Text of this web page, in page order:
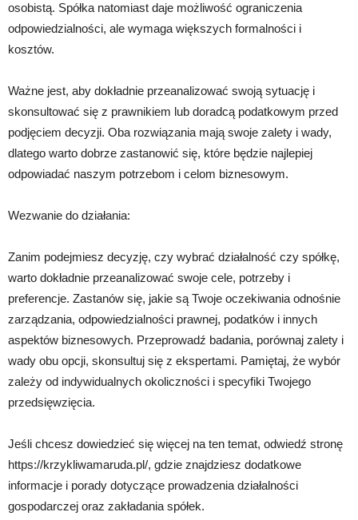
osobistą. Spółka natomiast daje możliwość ograniczenia
odpowiedzialności, ale wymaga większych formalności i
kosztów.
Ważne jest, aby dokładnie przeanalizować swoją sytuację i
skonsultować się z prawnikiem lub doradcą podatkowym przed
podjęciem decyzji. Oba rozwiązania mają swoje zalety i wady,
dlatego warto dobrze zastanowić się, które będzie najlepiej
odpowiadać naszym potrzebom i celom biznesowym.
Wezwanie do działania:
Zanim podejmiesz decyzję, czy wybrać działalność czy spółkę,
warto dokładnie przeanalizować swoje cele, potrzeby i
preferencje. Zastanów się, jakie są Twoje oczekiwania odnośnie
zarządzania, odpowiedzialności prawnej, podatków i innych
aspektów biznesowych. Przeprowadź badania, porównaj zalety i
wady obu opcji, skonsultuj się z ekspertami. Pamiętaj, że wybór
zależy od indywidualnych okoliczności i specyfiki Twojego
przedsięwzięcia.
Jeśli chcesz dowiedzieć się więcej na ten temat, odwiedź stronę
https://krzykliwamaruda.pl/, gdzie znajdziesz dodatkowe
informacje i porady dotyczące prowadzenia działalności
gospodarczej oraz zakładania spółek.